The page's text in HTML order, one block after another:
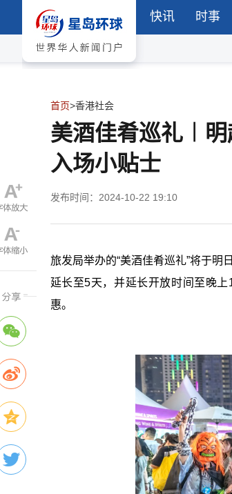
快讯 时事
首页>香港社会
美酒佳肴巡礼︱
入场小贴士
发布时间：2024-10-22 19:10
旅发局举办的“美酒佳肴巡礼”将于
延长至5天，并延长开放时间至晚
惠。